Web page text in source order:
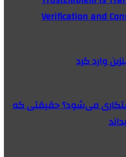
Verification and
وارد کرد
می‌شود؟ حقیقتی که